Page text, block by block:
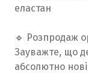
еластан
🔹 Розпродаж
Зауважте, що
абсолютно